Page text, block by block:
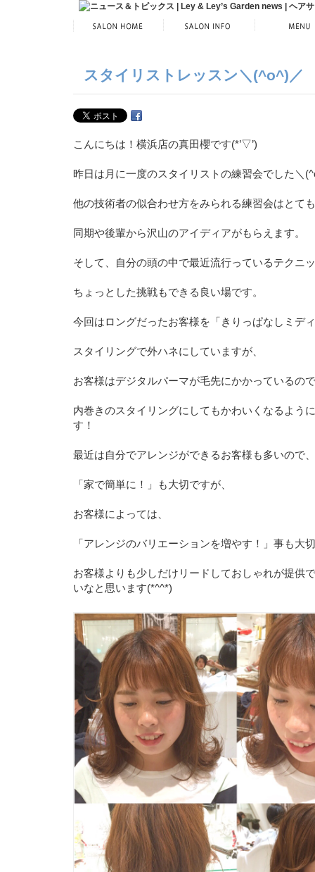
スタイリストレッスン＼(^o^)／
こんにちは！横浜店の真田櫻です(*’▽’)
昨日は月に一度のスタイリストの練習会でした＼
他の技術者の似合わせ方をみられる練習会はとて
同期や後輩から沢山のアイディアがもらえます。
そして、自分の頭の中で最近流行っているテクニ
ちょっとした挑戦もできる良い場です。
今回はロングだったお客様を「きりっぱなしミデ
スタイリングで外ハネにしていますが、
お客様はデジタルパーマが毛先にかかっているの
内巻きのスタイリングにしてもかわいくなるよう
す！
最近は自分でアレンジができるお客様も多いので
「家で簡単に！」も大切ですが、
お客様によっては、
「アレンジのバリエーションを増やす！」事も大
お客様よりも少しだけリードしておしゃれが提供
いなと思います(*^^*)